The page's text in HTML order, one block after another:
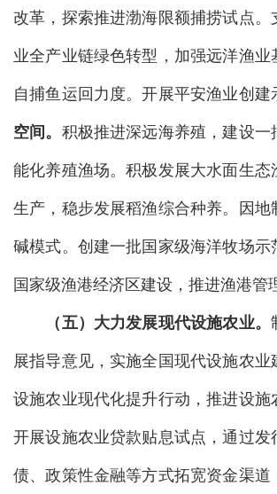
改革，探索推进渤海限额捕捞试点。
业全产业链绿色转型，加强远洋渔业
自捕鱼运回力度。开展平安渔业创建
空间。 积极推进深远海养殖，建设一
能化养殖渔场。积极发展大水面生态
生产，稳步发展稻渔综合种养。因地
碱模式。创建一批国家级海洋牧场示
国家级渔港经济区建设，推进渔港管
（五） 大力发展现代设施农业。
展指导意见，实施全国现代设施农业
设施农业现代化提升行动，推进设施
开展设施农业贷款贴息试点，通过发
债、政策性金融等方式拓宽资金渠道